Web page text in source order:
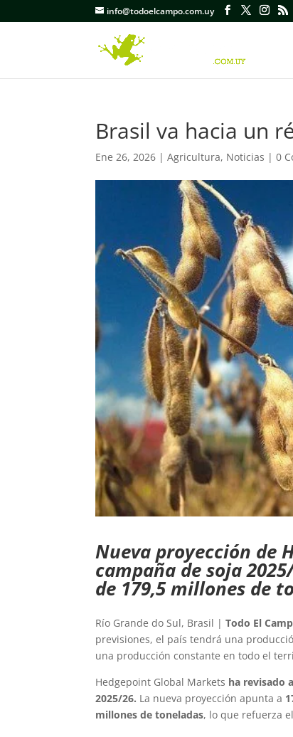
info@todoelcampo.com.uy
Brasil va hacia un
Ene 26, 2026 |Agricultura, Noticias |0
Nueva proyección de
campaña de soja
de 179,5 millones de
Río Grande do Sul, Brasil |Todo El
previsiones, el país tendrá una
una producción constante en todo el
Hedgepoint Global Markets ha revisado
2025/26. La nueva proyección apunta a
millones de toneladas, lo que refuerza